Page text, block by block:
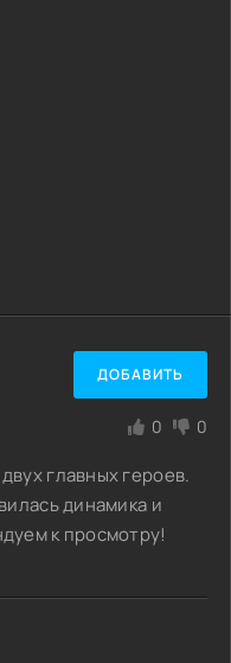
ДОБАВИТЬ
0 0
главных героев.
динамика и
к просмотру!